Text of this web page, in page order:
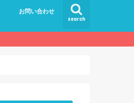
search
お問い合わせ